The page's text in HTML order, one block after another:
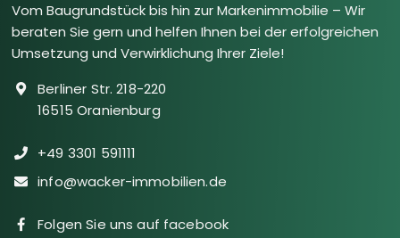
Vom Baugrundstück bis hin zur Markenimmobilie – Wir
beraten Sie gern und helfen Ihnen bei der erfolgreichen
Umsetzung und Verwirklichung Ihrer Ziele!
Berliner Str. 218-220
16515 Oranienburg
+49 3301 591111
info@wacker-immobilien.de
Folgen Sie uns auf facebook